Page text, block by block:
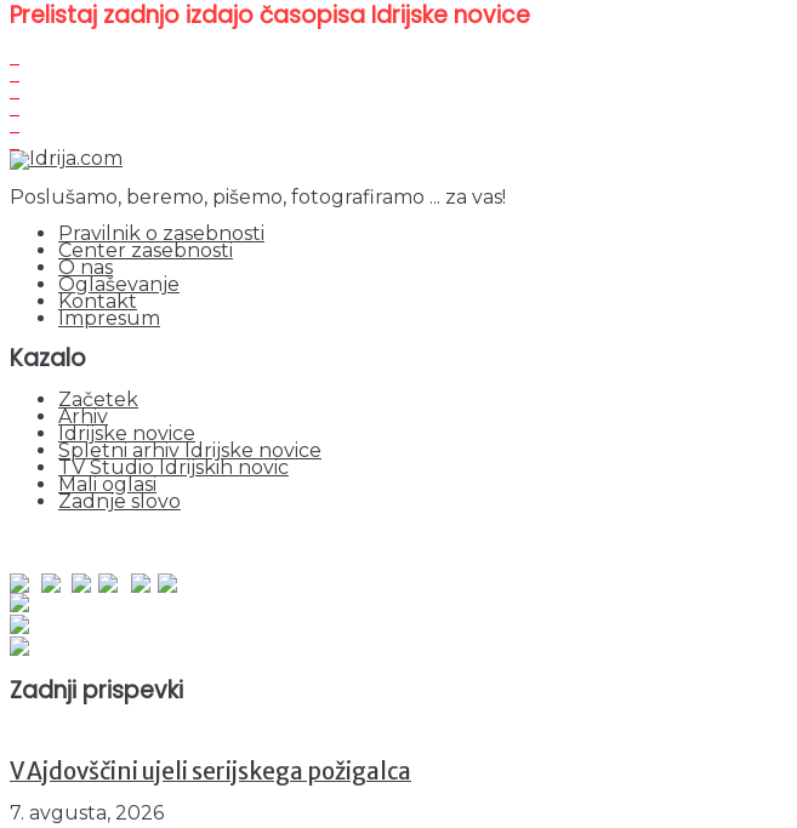
Prelistaj zadnjo izdajo časopisa Idrijske novice
Poslušamo, beremo, pišemo, fotografiramo ... za vas!
Pravilnik o zasebnosti
Center zasebnosti
O nas
Oglaševanje
Kontakt
Impresum
Kazalo
Začetek
Arhiv
Idrijske novice
Spletni arhiv Idrijske novice
TV Studio Idrijskih novic
Mali oglasi
Zadnje slovo
Zadnji prispevki
V Ajdovščini ujeli serijskega požigalca
7. avgusta, 2026